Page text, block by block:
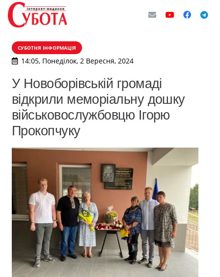
СУБОТНЯ ІНФОРМАЦІЯ
14:05, Понеділок, 2 Вересня, 2024
У Новоборівській громаді
відкрили меморіальну дошку
військовослужбовцю Ігорю
Прокопчуку